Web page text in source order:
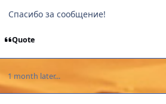
Спасибо за сообщение!
Quote
1 month later...